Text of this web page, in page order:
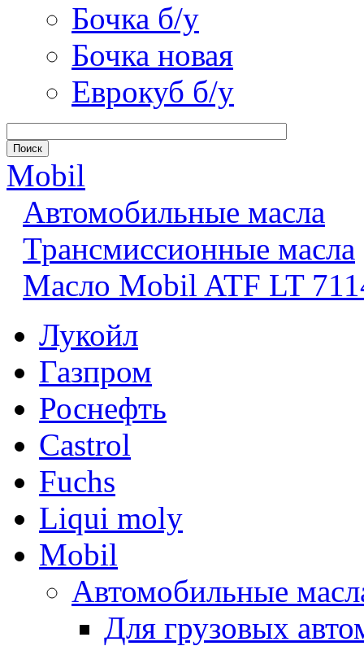
Бочка б/у
Бочка новая
Еврокуб б/у
Mobil
Автомобильные масла
Трансмиссионные масла
Масло Mobil ATF LT
Лукойл
Газпром
Роснефть
Castrol
Fuchs
Liqui moly
Mobil
Автомобильные
Для грузовых